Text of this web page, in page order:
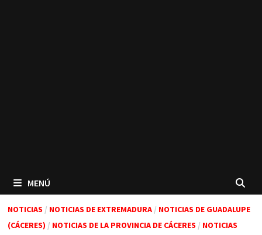
MENÚ
NOTICIAS / NOTICIAS DE EXTREMADURA/ NOTICIAS DE GUADALUPE
(CÁCERES) / NOTICIAS DE LA PROVINCIA DE CÁCERES / NOTICIAS